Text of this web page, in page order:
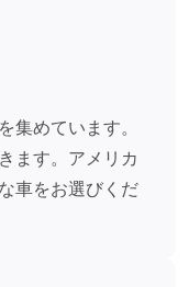
集めています。
ます。アメリカ
車をお選びくだ